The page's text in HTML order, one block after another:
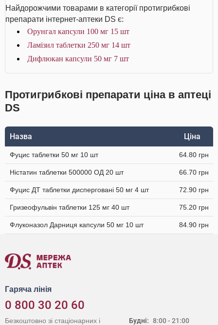
Найдорожчими товарами в категорії протигрибкові
препарати інтернет-аптеки DS є:
Орунгал капсули 100 мг 15 шт
Ламізил таблетки 250 мг 14 шт
Дифлюкан капсули 50 мг 7 шт
Протигрибкові препарати ціна в аптеці
DS
Назва Ціна
Фуцис таблетки 50 мг 10 шт 64.80 грн
Ністатин таблетки 500000 ОД 20 шт 66.70 грн
Фуцис ДТ таблетки дисперговані 50 мг 4 шт 72.90 грн
Гризеофульвін таблетки 125 мг 40 шт 75.20 грн
Флуконазол Дарниця капсули 50 мг 10 шт 84.90 грн
Гаряча лінія
0 800 30 20 60
Будні: 8:00 - 21:00
Безкоштовно зі стаціонарних і